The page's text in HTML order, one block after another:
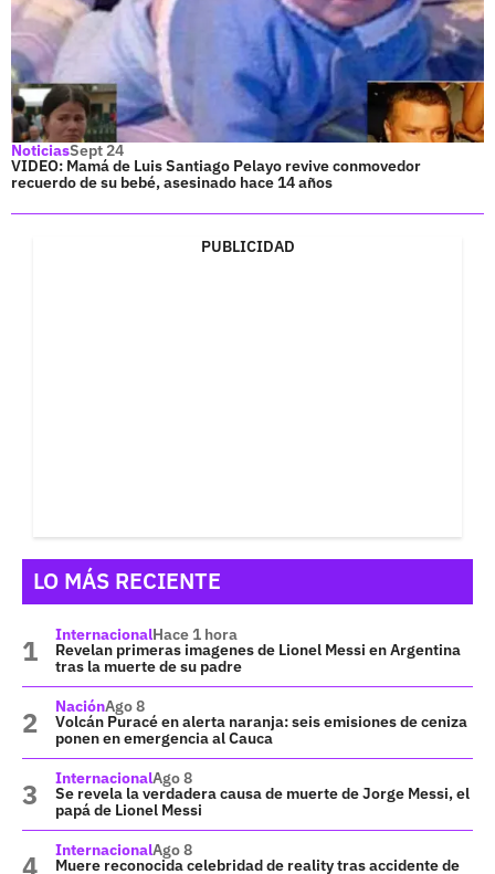
NoticiasSept 24
VIDEO: Mamá de Luis Santiago Pelayo revive conmovedor
recuerdo de su bebé, asesinado hace 14 años
PUBLICIDAD
LO MÁS RECIENTE
InternacionalHace 1 hora
Revelan primeras imagenes de Lionel Messi en Argentina
tras la muerte de su padre
NaciónAgo 8
Volcán Puracé en alerta naranja: seis emisiones de ceniza
ponen en emergencia al Cauca
InternacionalAgo 8
Se revela la verdadera causa de muerte de Jorge Messi, el
papá de Lionel Messi
InternacionalAgo 8
Muere reconocida celebridad de reality tras accidente de